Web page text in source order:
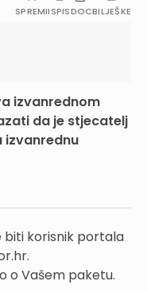
SPREMIISPISDOCBILJEŠKE
izvanrednom
da je stjecatelj
izvanrednu
biti korisnik portala
o Vašem paketu.